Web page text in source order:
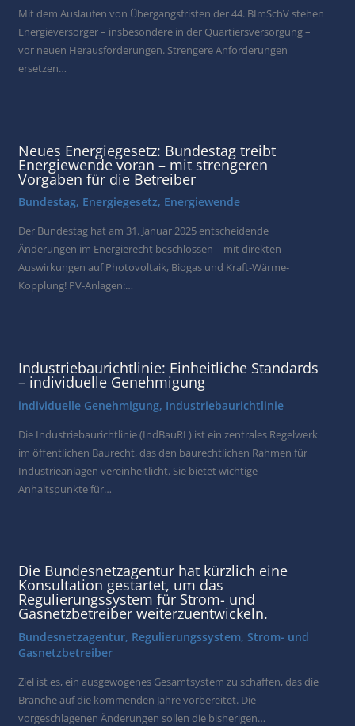
Mit dem Auslaufen von Übergangsfristen der 44. BImSchV stehen
Energieversorger – insbesondere in der Quartiersversorgung –
vor neuen Herausforderungen. Strengere Anforderungen
ersetzen…
Neues Energiegesetz: Bundestag treibt
Energiewende voran – mit strengeren
Vorgaben für die Betreiber
Bundestag, Energiegesetz, Energiewende
Der Bundestag hat am 31. Januar 2025 entscheidende
Änderungen im Energierecht beschlossen – mit direkten
Auswirkungen auf Photovoltaik, Biogas und Kraft-Wärme-
Kopplung! PV-Anlagen:…
Industriebaurichtlinie: Einheitliche Standards
– individuelle Genehmigung
individuelle Genehmigung, Industriebaurichtlinie
Die Industriebaurichtlinie (IndBauRL) ist ein zentrales Regelwerk
im öffentlichen Baurecht, das den baurechtlichen Rahmen für
Industrieanlagen vereinheitlicht. Sie bietet wichtige
Anhaltspunkte für…
Die Bundesnetzagentur hat kürzlich eine
Konsultation gestartet, um das
Regulierungssystem für Strom- und
Gasnetzbetreiber weiterzuentwickeln.
Bundesnetzagentur, Regulierungssystem,Strom- und
Gasnetzbetreiber
Ziel ist es, ein ausgewogenes Gesamtsystem zu schaffen, das die
Branche auf die kommenden Jahre vorbereitet. Die
vorgeschlagenen Änderungen sollen die bisherigen…